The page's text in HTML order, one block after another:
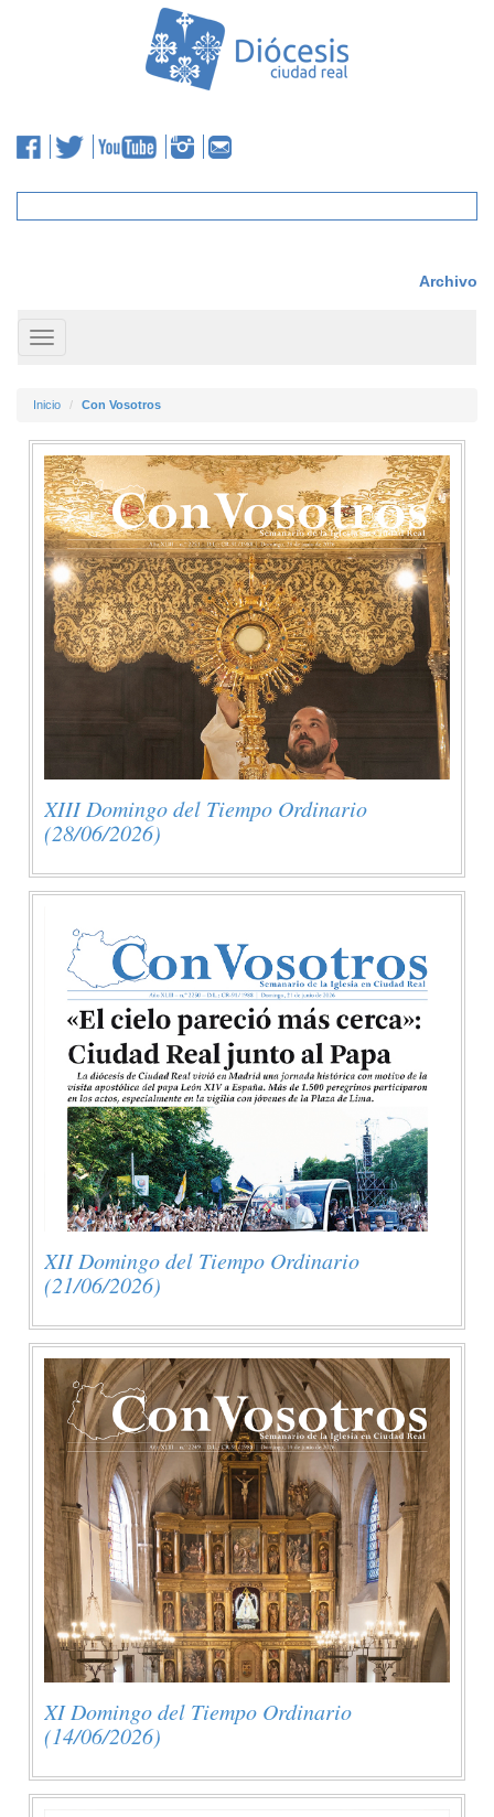
Archivo
Toggle
navigation
Inicio Con Vosotros
XIII Domingo del Tiempo Ordinario
(28/06/2026)
XII Domingo del Tiempo Ordinario
(21/06/2026)
XI Domingo del Tiempo Ordinario
(14/06/2026)